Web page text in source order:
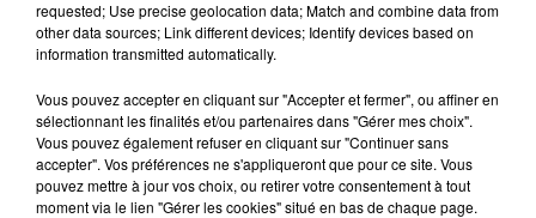
requested; Use precise geolocation data; Match and combine data from
other data sources; Link different devices; Identify devices based on
information transmitted automatically.
Vous pouvez accepter en cliquant sur "Accepter et fermer", ou affiner en
sélectionnant les finalités et/ou partenaires dans "Gérer mes choix".
Vous pouvez également refuser en cliquant sur "Continuer sans
accepter". Vos préférences ne s'appliqueront que pour ce site. Vous
pouvez mettre à jour vos choix, ou retirer votre consentement à tout
moment via le lien "Gérer les cookies" situé en bas de chaque page.